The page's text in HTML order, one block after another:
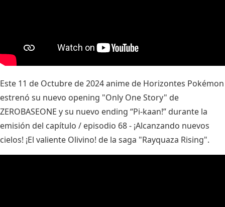
Este 11 de Octubre de 2024 anime de Horizontes Pokémon
estrenó su nuevo opening "Only One Story" de
ZEROBASEONE y su nuevo ending “Pi-kaan!” durante la
emisión del capítulo / episodio 68 - ¡Alcanzando nuevos
cielos! ¡El valiente Olivino! de la saga "Rayquaza Rising".